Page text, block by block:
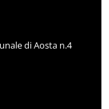
di Aosta n.4